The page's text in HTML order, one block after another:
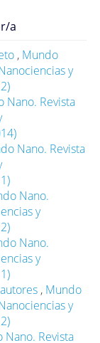
a
, Mundo
y
Nano. Revista
Nano. Revista
Nano.
y
Nano.
y
, Mundo
y
Nano. Revista